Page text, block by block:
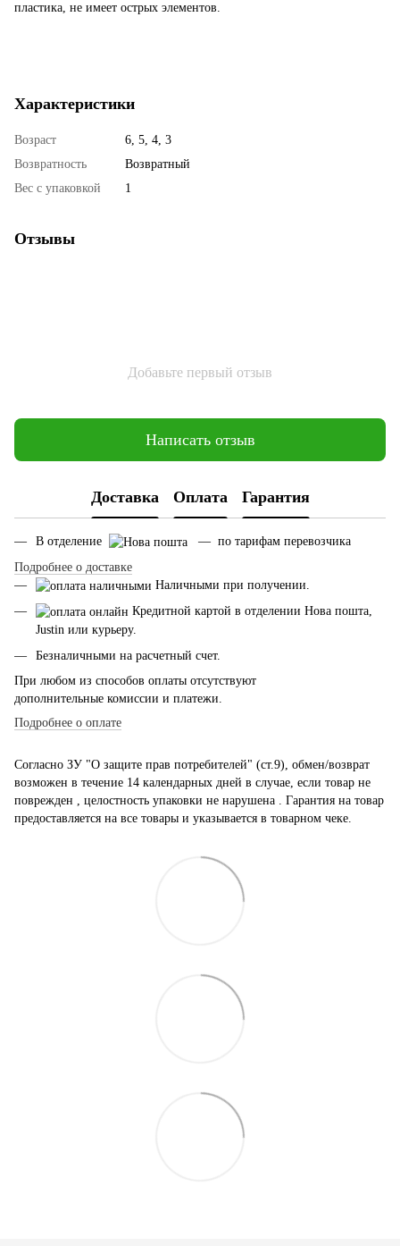
пластика, не имеет острых элементов.
Характеристики
Возраст
6, 5, 4, 3
Возвратность
Возвратный
Вес с упаковкой
1
Отзывы
Добавьте первый отзыв
Написать отзыв
Доставка Оплата Гарантия
В отделение
— по тарифам перевозчика
Подробнее о доставке
Наличными при получении.
Кредитной картой в отделении Нова пошта,
Justin или курьеру.
Безналичными на расчетный счет.
При любом из способов оплаты отсутствуют
дополнительные комиссии и платежи.
Подробнее о оплате
Согласно ЗУ "О защите прав потребителей" (ст.9), обмен/возврат
возможен в течение 14 календарных дней в случае, если товар не
поврежден , целостность упаковки не нарушена . Гарантия на товар
предоставляется на все товары и указывается в товарном чеке.